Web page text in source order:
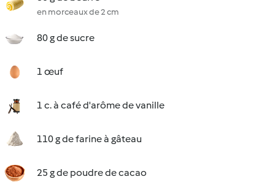
en morceaux de 2 cm
80 g de sucre
1 œuf
1 c. à café d'arôme de vanille
110 g de farine à gâteau
25 g de poudre de cacao